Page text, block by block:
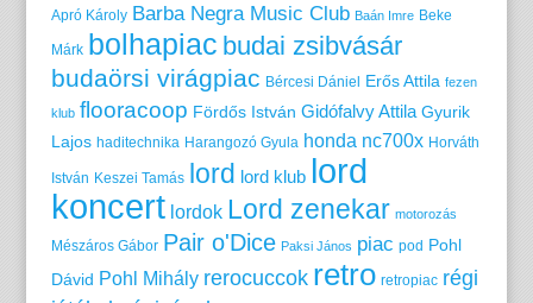
Apró Károly Barba Negra Music Club Baán Imre Beke
Márk bolhapiac budai zsibvásár
budaörsi virágpiac Bércesi Dániel Erős Attila fezen
klub flooracoop Fördős István Gidófalvy Attila Gyurik
Lajos haditechnika Harangozó Gyula honda nc700x Horváth
István Keszei Tamás lord lord klub lord
koncert lordok Lord zenekar motorozás
Mészáros Gábor Pair o'Dice Paksi János piac pod Pohl
Dávid Pohl Mihály rerocuccok retro retropiac régi